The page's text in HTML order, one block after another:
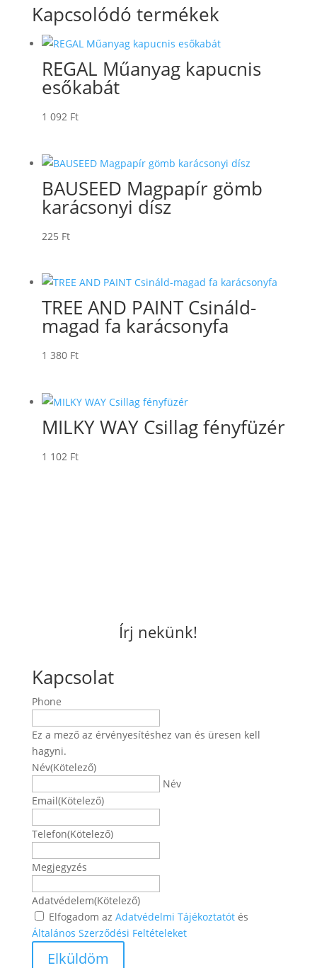
Kapcsolódó termékek
REGAL Műanyag kapucnis
esőkabát
1 092 Ft
BAUSEED Magpapír gömb
karácsonyi dísz
225 Ft
TREE AND PAINT Csináld-
magad fa karácsonyfa
1 380 Ft
MILKY WAY Csillag fényfüzér
1 102 Ft
Írj nekünk!
Kapcsolat
Phone
Ez a mező az érvényesítéshez van és üresen kell
hagyni.
Név(Kötelező)
Név
Email(Kötelező)
Telefon(Kötelező)
Megjegyzés
Adatvédelem(Kötelező)
Elfogadom az Adatvédelmi Tájékoztatótés
Általános Szerződési Feltételeket